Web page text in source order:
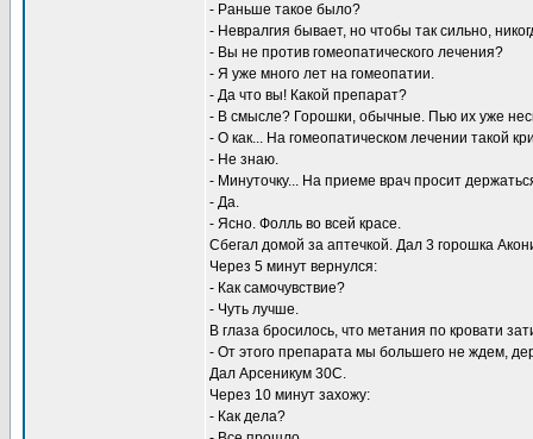
- Раньше такое было?
- Невралгия бывает, но чтобы так сильно,
- Вы не против гомеопатического лечения?
- Я уже много лет на гомеопатии.
- Да что вы! Какой препарат?
- В смысле? Горошки, обычные. Пью их уже
- О как... На гомеопатическом лечении такой
- Не знаю.
- Минуточку... На приеме врач просит
- Да.
- Ясно. Фолль во всей красе.
Сбегал домой за аптечкой. Дал 3 горошка
Через 5 минут вернулся:
- Как самочувствие?
- Чуть лучше.
В глаза бросилось, что метания по кровати
- От этого препарата мы большего не ждем,
Дал Арсеникум 30С.
Через 10 минут захожу:
- Как дела?